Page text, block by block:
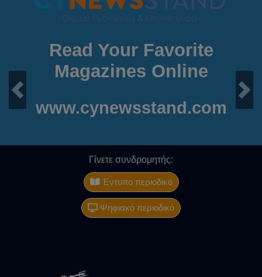
Read Your Favorite
Magazines Online
Next
www.cynewsstand.com
Γίνετε συνδρομητής:
Έντυπο περιοδικό
Ψηφιακό περιοδικό